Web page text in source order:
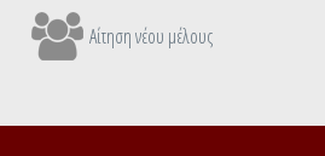
Αίτηση νέου μέλους